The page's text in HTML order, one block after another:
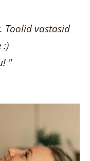
Toolid vastasid
:)
"